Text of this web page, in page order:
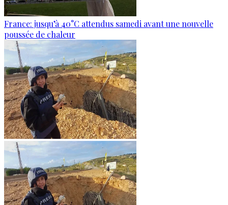
France: jusqu’à 40°C attendus samedi avant une nouvelle
poussée de chaleur